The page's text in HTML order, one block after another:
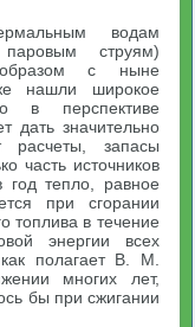
водам
струям)
с ныне
нашли широкое
в перспективе
дать значительно
расчеты, запасы
часть источников
год тепло, равное
при сгорании
топлива в течение
энергии всех
полагает В. М.
многих лет,
бы при сжигании